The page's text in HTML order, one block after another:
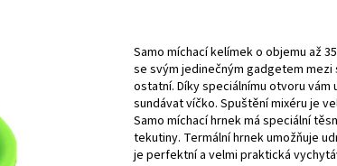
Samo míchací kelímek o objemu až
se svým jedinečným gadgetem
ostatní. Díky speciálnímu otvoru
sundávat víčko. Spuštění mixéru je
Samo míchací hrnek má speciální
tekutiny. Termální hrnek umožňuje
je perfektní a velmi praktická